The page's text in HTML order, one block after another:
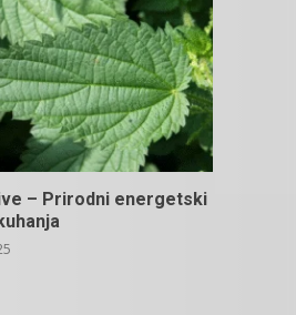
– Prirodni energetski